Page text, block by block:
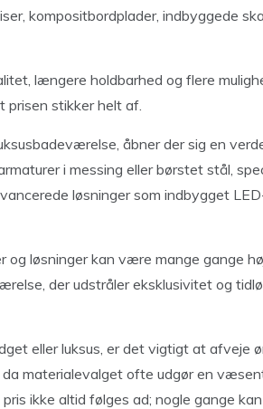
kompositbordplader, indbyggede
længere holdbarhed og flere
prisen stikker helt af.
åbner der sig en
i messing eller børstet stål,
løsninger som indbygget
og løsninger kan være mange gange
der udstråler eksklusivitet og
eller luksus, er det vigtigt at afveje
materialevalget ofte udgør en
ikke altid følges ad; nogle gange